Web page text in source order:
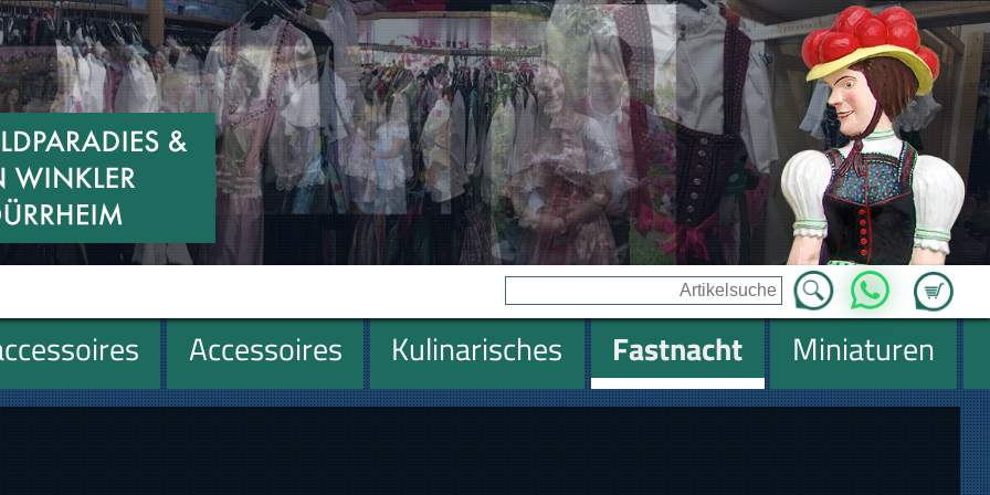
Zum
WhatsApp
Accessoires Kulinarisches Fastnacht
Miniaturen